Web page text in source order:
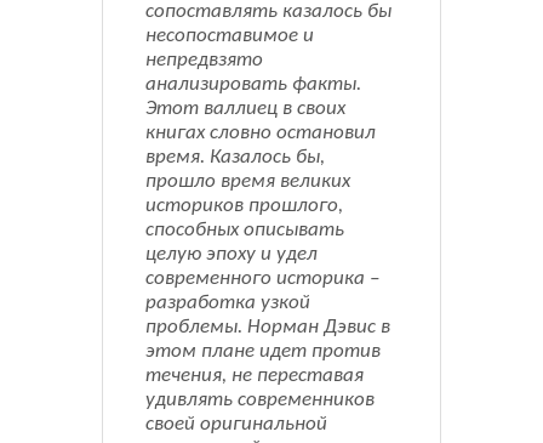
сопоставлять казалось бы
несопоставимое и
непредвзято
анализировать факты.
Этот валлиец в своих
книгах словно остановил
время. Казалось бы,
прошло время великих
историков прошлого,
способных описывать
целую эпоху и удел
современного историка –
разработка узкой
проблемы. Норман Дэвис в
этом плане идет против
течения, не переставая
удивлять современников
своей оригинальной